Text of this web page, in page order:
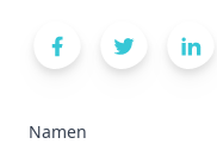
Namen